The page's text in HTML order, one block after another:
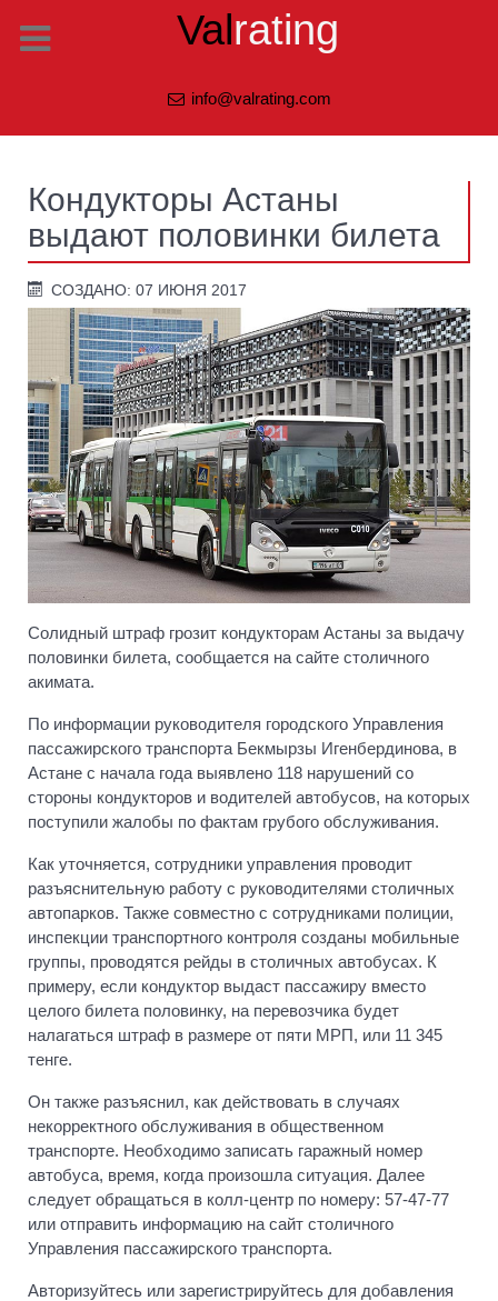
Valrating
info@valrating.com
Кондукторы Астаны
выдают половинки билета
СОЗДАНО: 07 ИЮНЯ 2017
Солидный штраф грозит кондукторам Астаны за выдачу
половинки билета, сообщается на сайте столичного
акимата.
По информации руководителя городского Управления
пассажирского транспорта Бекмырзы Игенбердинова, в
Астане с начала года выявлено 118 нарушений со
стороны кондукторов и водителей автобусов, на которых
поступили жалобы по фактам грубого обслуживания.
Как уточняется, сотрудники управления проводит
разъяснительную работу с руководителями столичных
автопарков. Также совместно с сотрудниками полиции,
инспекции транспортного контроля созданы мобильные
группы, проводятся рейды в столичных автобусах. К
примеру, если кондуктор выдаст пассажиру вместо
целого билета половинку, на перевозчика будет
налагаться штраф в размере от пяти МРП, или 11 345
тенге.
Он также разъяснил, как действовать в случаях
некорректного обслуживания в общественном
транспорте. Необходимо записать гаражный номер
автобуса, время, когда произошла ситуация. Далее
следует обращаться в колл-центр по номеру: 57-47-77
или отправить информацию на сайт столичного
Управления пассажирского транспорта.
Авторизуйтесь или зарегистрируйтесь для добавления